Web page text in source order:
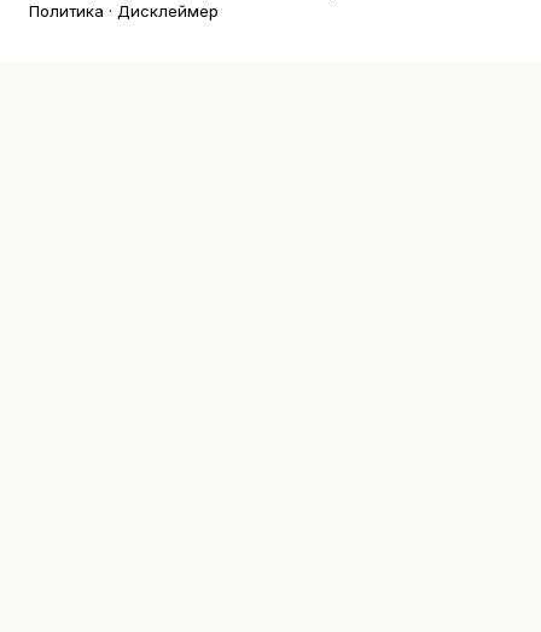
Политика · Дисклеймер